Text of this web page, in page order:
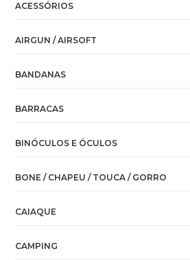
ACESSÓRIOS
AIRGUN / AIRSOFT
BANDANAS
BARRACAS
BINÓCULOS E ÓCULOS
BONE / CHAPEU / TOUCA / GORRO
CAIAQUE
CAMPING